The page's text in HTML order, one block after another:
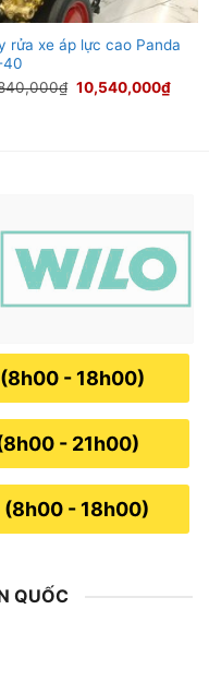
rửa xe áp lực cao Panda
40
₫ Giá
gốc
10,540,000₫Giá
hiện
- 18h00)
- 21h00)
(8h00 - 18h00)
QUỐC